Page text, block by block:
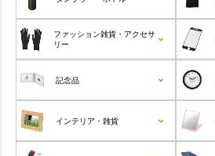
ファッション雑貨・アクセサ
リー
記念品
インテリア・雑貨